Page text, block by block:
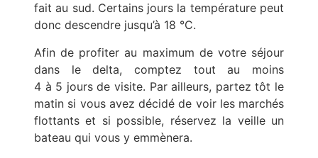
fait au sud. Certains jours la température peut
donc descendre jusqu’à 18 °C.
Afin de profiter au maximum de votre séjour
dans le delta, comptez tout au moins
4 à 5 jours de visite. Par ailleurs, partez tôt le
matin si vous avez décidé de voir les marchés
flottants et si possible, réservez la veille un
bateau qui vous y emmènera.